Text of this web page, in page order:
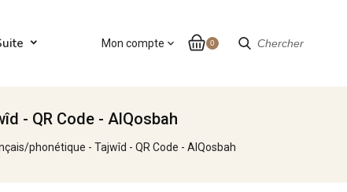
Chercher
0
Mon compte expand_more
- QR Code - AlQosbah
phonétique - Tajwîd - QR Code - AlQosbah